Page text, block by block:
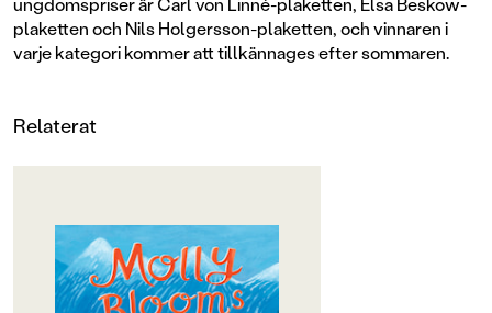
plaketten och Nils Holgersson-plaketten, och vinnaren i
varje kategori kommer att tillkännages efter sommaren.
Relaterat
OM BOKEN
Molly Bloom kunde inte tro sina
ögon. På den lilla papperslappen